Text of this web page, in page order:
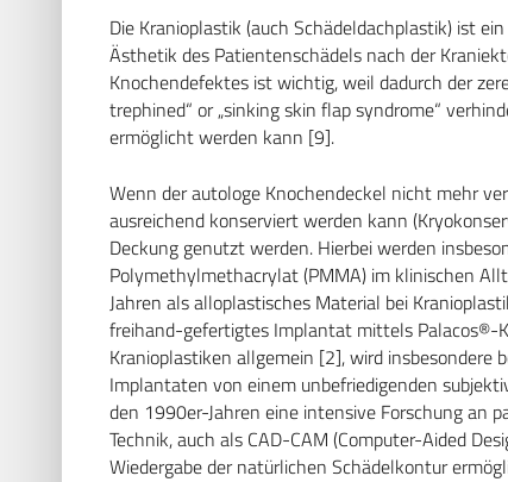
Die Kranioplastik (auch Schädeldachplastik) ist
Ästhetik des Patientenschädels nach der
Knochendefektes ist wichtig, weil dadurch der
trephined“ or „sinking skin flap syndrome“
ermöglicht werden kann [9].
Wenn der autologe Knochendeckel nicht mehr
ausreichend konserviert werden kann
Deckung genutzt werden. Hierbei werden
Polymethylmethacrylat (PMMA) im klinischen
Jahren als alloplastisches Material bei
freihand-gefertigtes Implantat mittels Palacos®-
Kranioplastiken allgemein [2], wird
Implantaten von einem unbefriedigenden
den 1990er-Jahren eine intensive Forschung an
Technik, auch als CAD-CAM (Computer-Aided
Wiedergabe der natürlichen Schädelkontur